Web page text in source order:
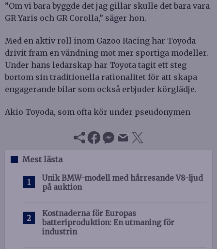
”Om vi bara byggde det jag gillar skulle det bara vara
GR Yaris och GR Corolla,” säger hon.
Med en aktiv roll inom Gazoo Racing har Toyoda
drivit fram en vändning mot mer sportiga modeller.
Under hans ledarskap har Toyota tagit ett steg
bortom sin traditionella rationalitet för att skapa
engagerande bilar som också erbjuder körglädje.
Akio Toyoda, som ofta kör under pseudonymen
Mest lästa
Unik BMW-modell med hårresande V8-ljud
på auktion
Kostnaderna för Europas
batteriproduktion: En utmaning för
industrin